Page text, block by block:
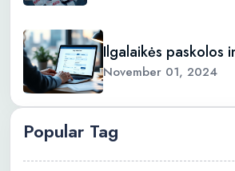
Ilgalaikės paskolos
November 01, 2024
Popular Tag